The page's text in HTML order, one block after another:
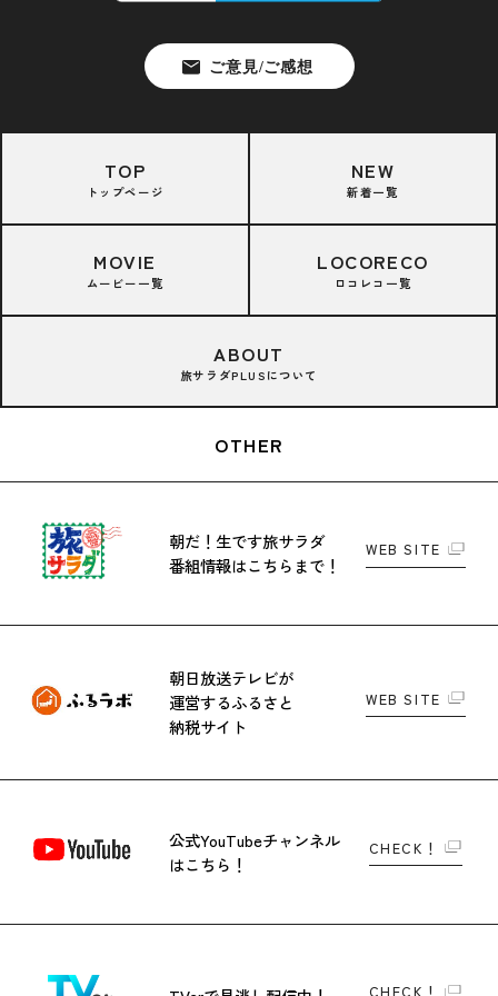
TOP
トップページ
NEW
新着一覧
MOVIE
ムービー一覧
LOCORECO
ロコレコ一覧
ABOUT
旅サラダPLUSについて
OTHER
朝だ！生です旅サラダ
番組情報はこちらまで！
WEB SITE
朝日放送テレビが
運営するふるさと
納税サイト
WEB SITE
公式YouTubeチャンネル
はこちら！
CHECK！
CHECK！